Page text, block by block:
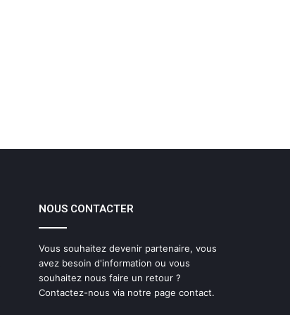
NOUS CONTACTER
Vous souhaitez devenir partenaire, vous
avez besoin d'information ou vous
souhaitez nous faire un retour ?
Contactez-nous via notre page contact.